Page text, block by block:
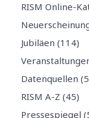
RISM Online-
Jubiläen (114)
Datenquellen
RISM A-Z (45)
Pressespiegel